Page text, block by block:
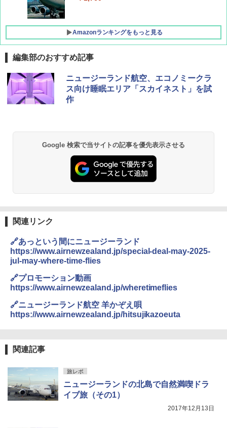
Amazonランキングをもっと見る
D40 地球の歩き方 チェンマイ タイ北部の魅
力的な町 2026～2027 地球の歩き方D アジア
￥2,695
A26 地球の歩き方 チェコ ポーランド スロヴ
ァキア 2026～2027 地球の歩き方A ヨーロッ
パ
￥2,277
[キャンパーズコレクション 山善] ポップアッ
プテント 傘みたいに広げて畳める パッとサ
ッとサンシェード キューブ フルクローズ メ
PYKES PEAK (パイクスピーク) 着替えテン
ト プライバシー テント 【中が透けない】 1
人用 折りたたみ 防災グッズ 災害用トイレ ビ
ーチ ピクニック ポップアップテント 携帯 簡
ENDLESS BASE 《めざましテレビで紹介》
テント ワンタッチ RENEW 幅200 2-3人用 43
500002(88859)
￥5,999
[キャンパーズコレクション 山善] 傘みたいに
広げるだけ パッとサッとテント ブラックコ
ーティング フルクローズ メッシュ 3-4人用
[キャンパーズコレクション 山善] 傘みたいに
広げるだけ パッとサッとテント キューブワ
イド ブラックコーティング フルクローズ メ
ッシュ 4人用 簡単設置 ポップアップテント P
熊撃退スプレー 熊よけスプレー 熊スプレー
【日本企業販売】超強力クマ対策スプレー 30
0ml（連続噴射30秒）110ml（連続噴射15
送
GRANDOOR ステンレス保冷剤 2個セット 2
BUNDOK(バンドック)ソロ ドーム 1 EX BDK
-08EX カーキ ソロキャンプ ポリエステル フ
レーム ドーム型 テント
￥-
DEWEL パラソル 大型 ビーチ アウトドアパ
ラソル ガーデン サイトシート付 折りたたみ
ポインターライト 強力 小型 緑色/赤色/青紫色
USB充電式 高精度 超長距離照射 長時間使用
可能 安全ロック付き 高安全性 金属製耐久 コ
ンパクト多機能設計 持ち運び便利 アウトド
編集部のおすすめ記事
ニュージーランド航空、エコノミークラ
ス向け睡眠エリア「スカイネスト」を試
作
Google 検索で当サイトの記事を優先表示させる
関連リンク
🔗あっという間にニュージーランド
https://www.airnewzealand.jp/special-deal-may-2025-
jul-may-where-time-flies
🔗プロモーション動画
https://www.airnewzealand.jp/wheretimeflies
🔗ニュージーランド航空 羊かぞえ唄
https://www.airnewzealand.jp/hitsujikazoeuta
関連記事
旅レポ
ニュージーランドの北島で自然満喫ドラ
イブ旅（その1）
2017年12月13日